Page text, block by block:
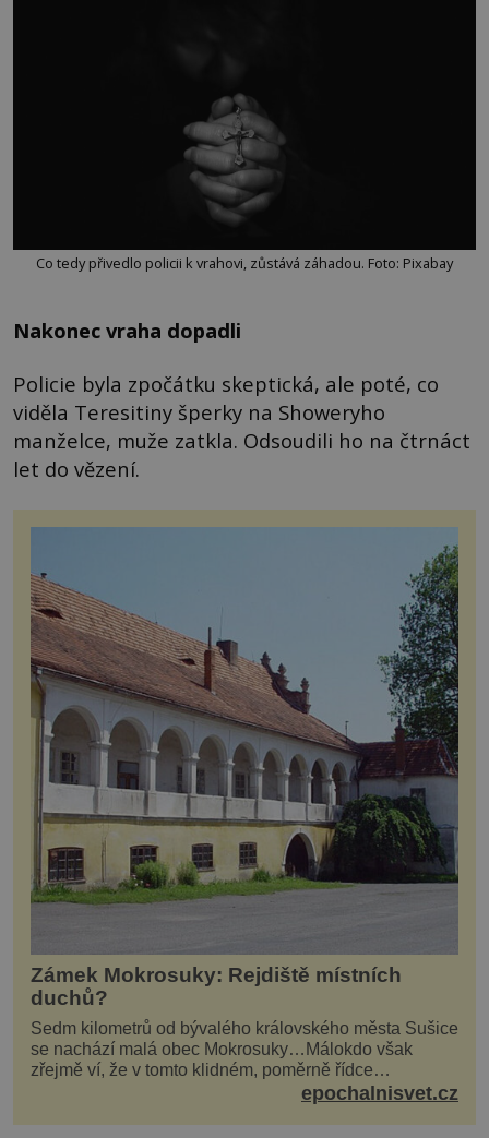
Co tedy přivedlo policii k vrahovi, zůstává záhadou. Foto: Pixabay
Nakonec vraha dopadli
Policie byla zpočátku skeptická, ale poté, co
viděla Teresitiny šperky na Showeryho
manželce, muže zatkla. Odsoudili ho na čtrnáct
let do vězení.
Zámek Mokrosuky: Rejdiště místních
duchů?
Sedm kilometrů od bývalého královského města Sušice
se nachází malá obec Mokrosuky…Málokdo však
zřejmě ví, že v tomto klidném, poměrně řídce
navštěvovaném koutu vesnické Šumavy se nachází
epochalnisvet.cz